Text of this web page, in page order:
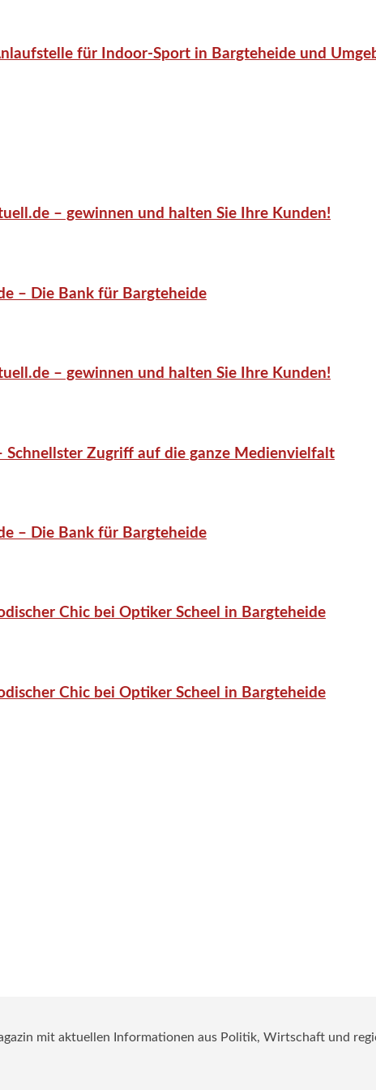
für Indoor-Sport in Bargteheide und
– gewinnen und halten Sie Ihre Kunden!
– Die Bank für Bargteheide
– gewinnen und halten Sie Ihre Kunden!
Schnellster Zugriff auf die ganze Medienvielfalt
– Die Bank für Bargteheide
Chic bei Optiker Scheel in Bargteheide
Chic bei Optiker Scheel in Bargteheide
mit aktuellen Informationen aus Politik, Wirtschaft und